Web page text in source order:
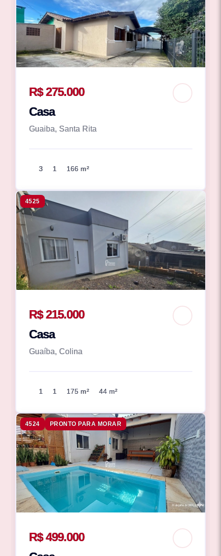
R$ 275.000
Casa
Guaiba, Santa Rita
3 1 166 m²
4525
R$ 215.000
Casa
Guaíba, Colina
1 1 175 m² 44 m²
4524 PRONTO PARA MORAR
R$ 499.000